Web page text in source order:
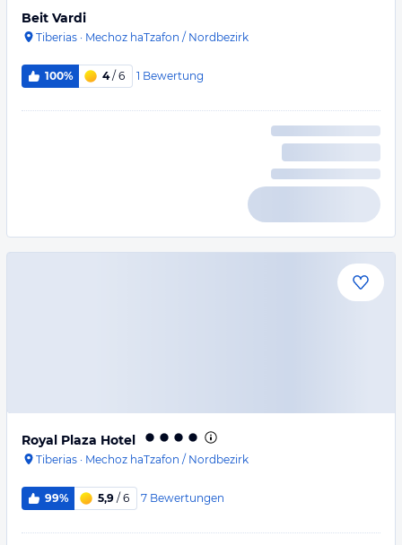
Beit Vardi
Tiberias · Mechoz haTzafon / Nordbezirk
100% 4/ 6 1 Bewertung
Royal Plaza Hotel
Tiberias · Mechoz haTzafon / Nordbezirk
99% 5,9 / 6 7 Bewertungen